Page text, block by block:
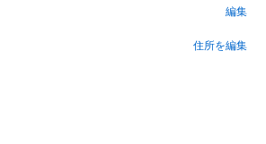
編集
住所を編集